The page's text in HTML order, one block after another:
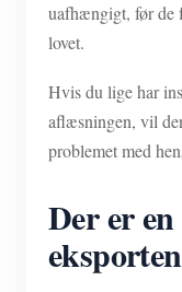
uafhængigt, før de
lovet.
Hvis du lige har
aflæsningen, vil
problemet med
Der er en